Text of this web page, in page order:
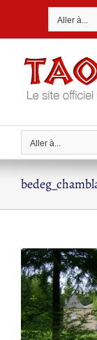
Aller à...
Aller à...